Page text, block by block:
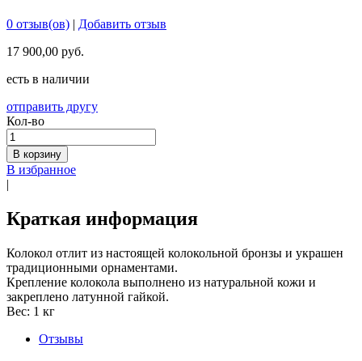
0 отзыв(ов) | Добавить отзыв
17 900,00 руб.
есть в наличии
отправить другу
Кол-во
В корзину
В избранное
|
Краткая информация
Колокол отлит из настоящей колокольной бронзы и украшен
традиционными орнаментами.
Крепление колокола выполнено из натуральной кожи и
закреплено латунной гайкой.
Вес: 1 кг
Отзывы